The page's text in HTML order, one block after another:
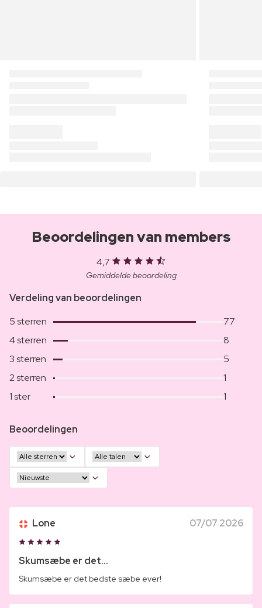
Beoordelingen van members
4,7
Gemiddelde beoordeling
Verdeling van beoordelingen
5 sterren
77
4 sterren
8
3 sterren
5
2 sterren
1
1 ster
1
Beoordelingen
Lone 07/07 2026
Skumsæbe er det...
Skumsæbe er det bedste sæbe ever!